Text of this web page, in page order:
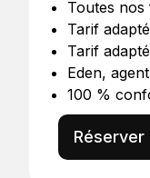
Toutes nos
Tarif
Tarif
Eden,
100 %
Réserver